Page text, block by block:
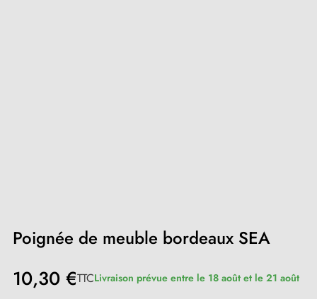
Poignée de meuble bordeaux SEA
10,30 €TTCLivraison prévue entre le 18 août et le 21 août